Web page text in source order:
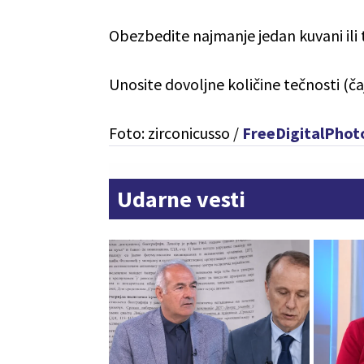
Obezbedite najmanje jedan kuvani
Unosite dovoljne količine tečnosti
Foto: zirconicusso /
Udarne vesti